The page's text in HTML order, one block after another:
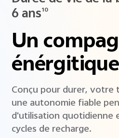
6 ans10
Un
Conçu pour durer, votre
une autonomie fiable
d'utilisation quotidienne
cycles de recharge.